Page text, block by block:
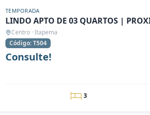
TEMPORADA
LINDO APTO DE 03 QUARTOS |
Centro · Itapema
Código: T504
Consulte!
3